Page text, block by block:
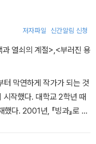
저자파일 신간알림 신청
과 열쇠의 계절> <부러진 용
막연하게 작가가 되는 것
시작했다. 대학교 2학년 때
다. 2001년, 『빙과』로 제